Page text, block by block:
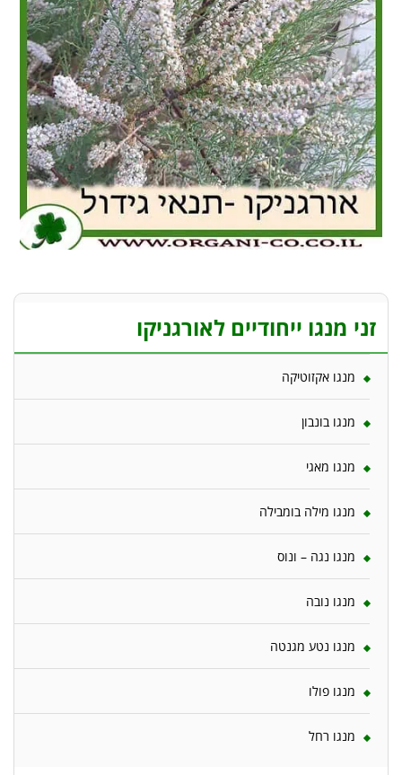
זני מנגו ייחודיים לאורגניקו
מנגו אקזוטיקה
מנגו בונבון
מנגו מאגי
מנגו מילה בומבילה
מנגו נגה – ונוס
מנגו נובה
מנגו נטע מגנטה
מנגו פולו
מנגו רחל